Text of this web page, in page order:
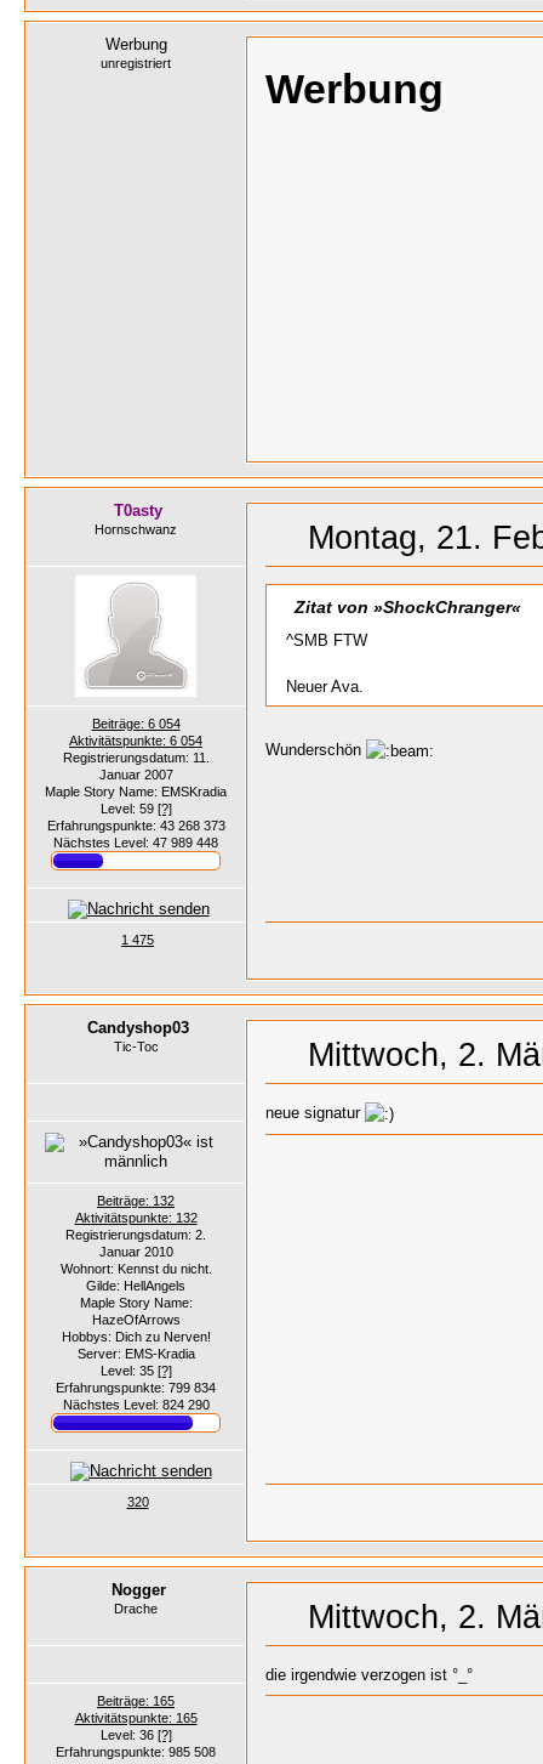
Werbung
unregistriert
Werbung
T0asty
Hornschwanz
Beiträge: 6 054
Aktivitätspunkte: 6 054
Registrierungsdatum: 11.
Januar 2007
Maple Story Name: EMSKradia
Level: 59 [?]
Erfahrungspunkte: 43 268 373
Nächstes Level: 47 989 448
1 475
Montag, 21.
Zitat von »ShockChranger«
^SMB FTW
Neuer Ava.
Wunderschön
Candyshop03
Tic-Toc
Beiträge: 132
Aktivitätspunkte: 132
Registrierungsdatum: 2.
Januar 2010
Wohnort: Kennst du nicht.
Gilde: HellAngels
Maple Story Name:
HazeOfArrows
Hobbys: Dich zu Nerven!
Server: EMS-Kradia
Level: 35 [?]
Erfahrungspunkte: 799 834
Nächstes Level: 824 290
320
Mittwoch, 2.
neue signatur
Nogger
Drache
Beiträge: 165
Aktivitätspunkte: 165
Level: 36 [?]
Erfahrungspunkte: 985 508
Mittwoch, 2.
die irgendwie verzogen ist °_°